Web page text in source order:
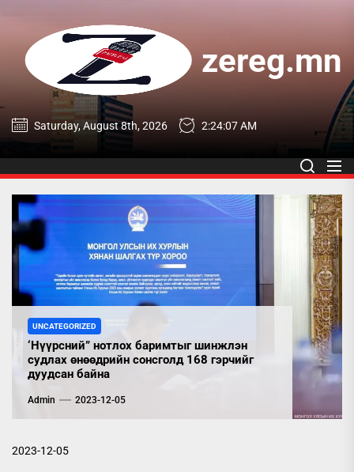
content
zereg.mn
zereg.mn
Saturday, August 8th, 2026 2:24:07 AM
UNCATEGORIZED
‘Нүүрсний” нотлох баримтыг шинжлэн
судлах өнөөдрийн сонсголд 168 гэрчийг
дуудсан байна
Admin 2023-12-05
2023-12-05